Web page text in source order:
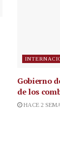
Gobierno
de los
HACE 2